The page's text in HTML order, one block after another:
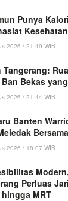
Punya
2026 / 21:49 WIB
Tangerang:
Bekas
2026 / 21:44 WIB
Banten
2026 / 18:07 WIB
Perluas
MRT